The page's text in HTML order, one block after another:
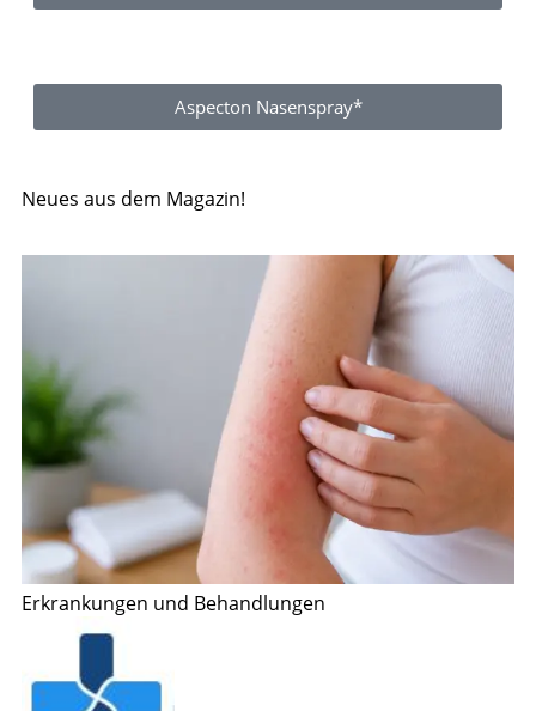
Aspecton Nasenspray*
Neues aus dem Magazin!
Erkrankungen und Behandlungen